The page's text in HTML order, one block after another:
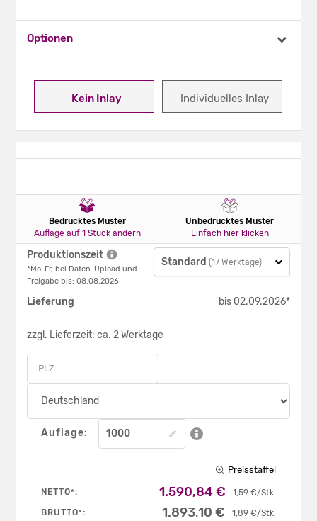
Kein Inlay Individuelles Inlay
Optionen
Bedrucktes Muster
Auflage auf 1 Stück ändern
Unbedrucktes Muster
Einfach hier klicken
Produktionszeit
*Mo-Fr, bei Daten-Upload und
Freigabe bis: 08.08.2026
Standard (17 Werktage)
Lieferung bis 02.09.2026*
zzgl. Lieferzeit: ca. 2 Werktage
Auflage:
Preisstaffel
NETTO*: 1,59 €/Stk.
1.590,84 €
BRUTTO*: 1,89 €/Stk.
1.893,10 €